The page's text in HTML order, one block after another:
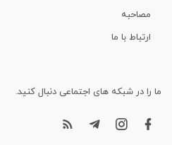
مصاحبه
ارتباط با ما
ما را در شبکه های اجتماعی دنبال کنید.